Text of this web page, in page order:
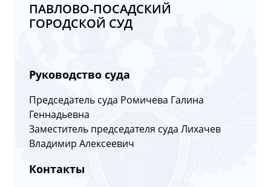
ПАВЛОВО-ПОСАДСКИЙ
ГОРОДСКОЙ СУД
Руководство суда
Председатель суда Ромичева Галина
Геннадьевна
Заместитель председателя суда Лихачев
Владимир Алексеевич
Контакты